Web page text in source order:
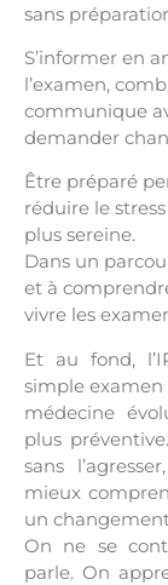
sans
S’informer en
l’examen,
communique
demander
Être préparé
réduire le
plus sereine.
Dans un
et à
vivre les
Et au fond,
simple
médecine
plus
sans
mieux
un
On ne se
parle. On